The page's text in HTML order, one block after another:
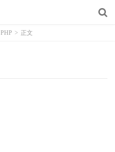
PHP > 正文